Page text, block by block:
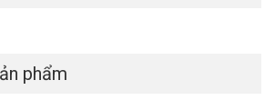
phẩm